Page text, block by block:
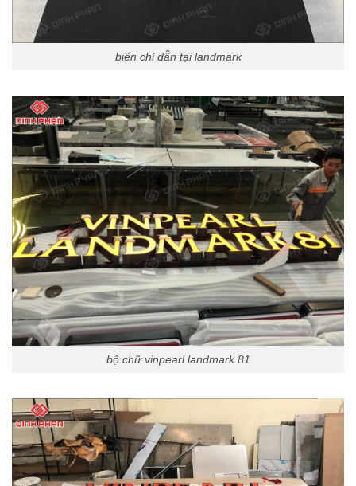
biển chỉ dẫn tại landmark
bộ chữ vinpearl landmark 81